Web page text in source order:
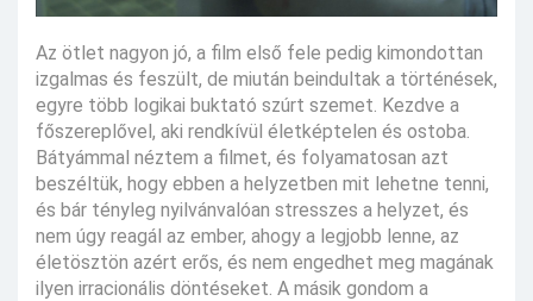
Az ötlet nagyon jó, a film első fele pedig kimondottan
izgalmas és feszült, de miután beindultak a történések,
egyre több logikai buktató szúrt szemet. Kezdve a
főszereplővel, aki rendkívül életképtelen és ostoba.
Bátyámmal néztem a filmet, és folyamatosan azt
beszéltük, hogy ebben a helyzetben mit lehetne tenni,
és bár tényleg nyilvánvalóan stresszes a helyzet, és
nem úgy reagál az ember, ahogy a legjobb lenne, az
életösztön azért erős, és nem engedhet meg magának
ilyen irracionális döntéseket. A másik gondom a